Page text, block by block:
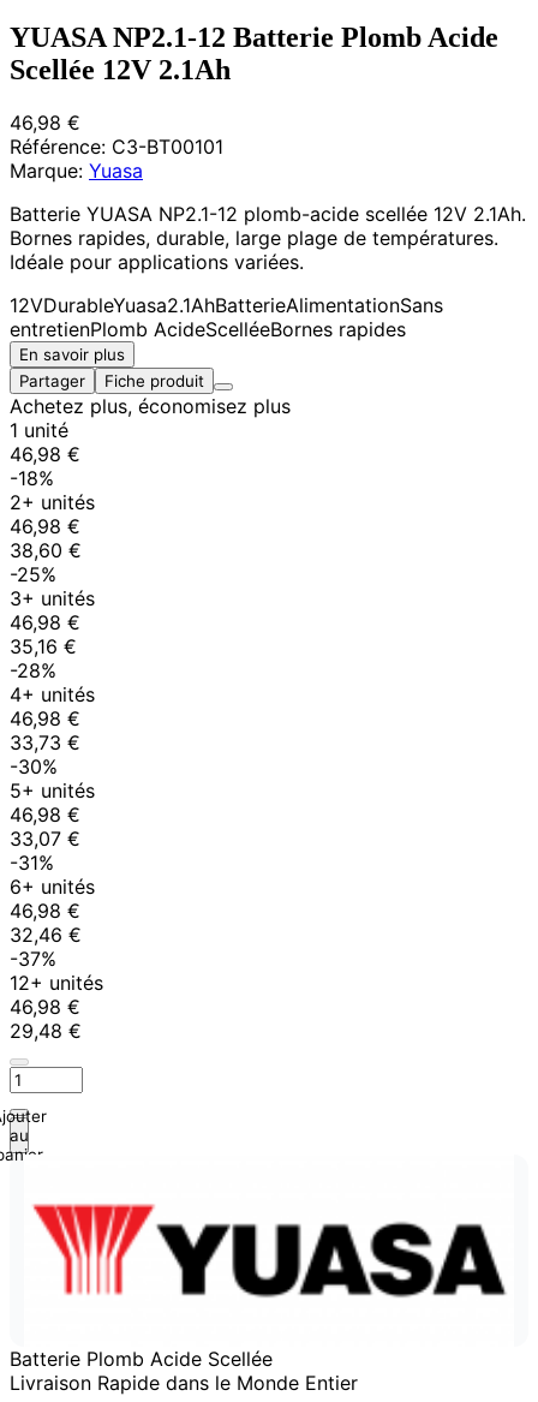
YUASA NP2.1-12 Batterie Plomb Acide
Scellée 12V 2.1Ah
46,98 €
Référence: C3-BT00101
Marque: Yuasa
Batterie YUASA NP2.1-12 plomb-acide scellée 12V 2.1Ah.
Bornes rapides, durable, large plage de températures.
Idéale pour applications variées.
12VDurableYuasa2.1AhBatterieAlimentationSans
entretienPlomb AcideScelléeBornes rapides
En savoir plus
Partager
Fiche produit
Achetez plus, économisez plus
1 unité
46,98 €
-18%
2+ unités
46,98 €
38,60 €
-25%
3+ unités
46,98 €
35,16 €
-28%
4+ unités
46,98 €
33,73 €
-30%
5+ unités
46,98 €
33,07 €
-31%
6+ unités
46,98 €
32,46 €
-37%
12+ unités
46,98 €
29,48 €
au
Batterie Plomb Acide Scellée
Livraison Rapide dans le Monde Entier